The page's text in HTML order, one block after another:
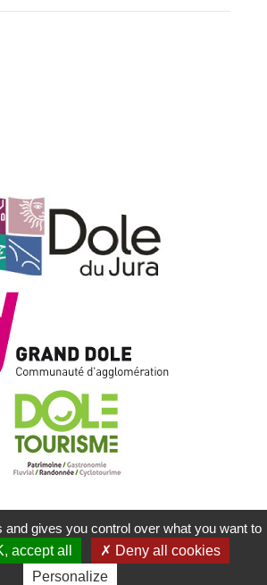
LÉGALES
PLAN DU SITE
NOUS
RÉALISATION KOREDGE
gives you control over what you want to
accept all
Deny all cookies
Personalize